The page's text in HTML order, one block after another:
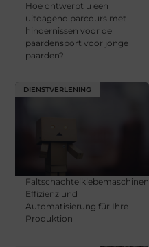
Hoe ontwerpt u een
uitdagend parcours met
hindernissen voor de
paardensport voor jonge
paarden?
DIENSTVERLENING
Faltschachtelklebemaschinen:
Effizienz und
Automatisierung für Ihre
Produktion